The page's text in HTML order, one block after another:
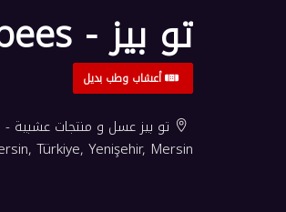
تو بيز - Two2bees
أعشاب وطب بديل
Türkiye, Yenişehir, Mersin